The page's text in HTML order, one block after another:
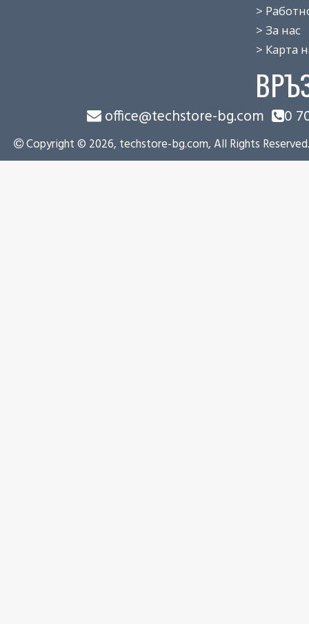
> Работно
> За нас
> Карта на
office@techstore-bg.com 0
Copyright © 2026, techstore-bg.com, All Rights Reserved.